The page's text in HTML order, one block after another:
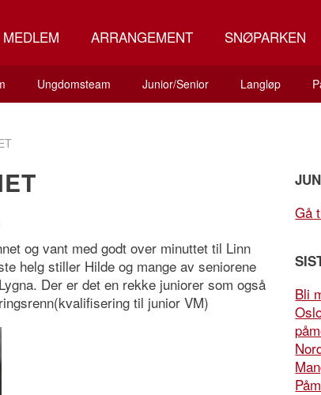
MEDLEM ARRANGEMENT SNØPARKEN
Ungdomsteam Junior/Senior Langløp
og vant med godt over minuttet til Linn
helg stiller Hilde og mange av seniorene
Der er det en rekke juniorer som også
til junior VM)
Gå
Bli